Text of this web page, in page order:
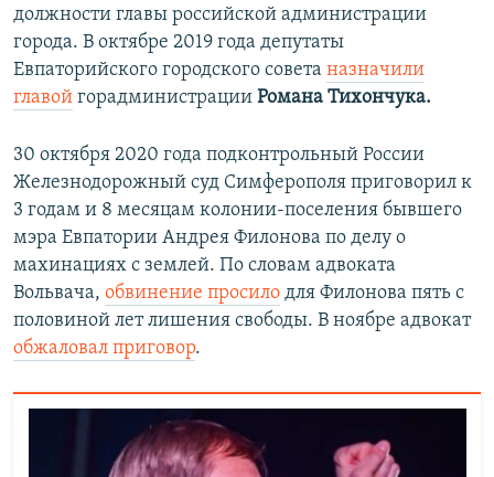
должности главы российской администрации
города. В октябре 2019 года депутаты
Евпаторийского городского совета назначили
главой горадминистрации Романа Тихончука.
30 октября 2020 года подконтрольный России
Железнодорожный суд Симферополя приговорил к
3 годам и 8 месяцам колонии-поселения бывшего
мэра Евпатории Андрея Филонова по делу о
махинациях с землей. По словам адвоката
Вольвача, обвинение просило для Филонова пять с
половиной лет лишения свободы. В ноябре адвокат
обжаловал приговор.